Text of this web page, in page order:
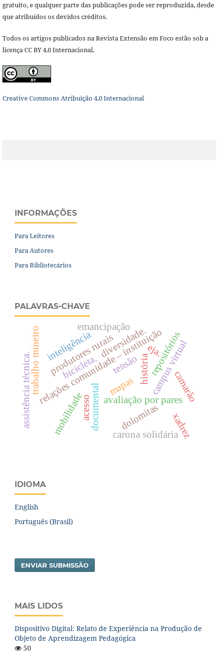
gratuito, e qualquer parte das publicações pode ser reproduzida, desde
que atribuídos os devidos créditos.
Todos os artigos publicados na Revista Extensão em Foco estão sob a
licença CC BY 4.0 Internacional.
Creative Commons Atribuição 4.0 Internacional
INFORMAÇÕES
Para Leitores
Para Autores
Para Bibliotecários
PALAVRAS-CHAVE
avaliação por pares
relações comunidade – instituição
trabalho mineiro
dolomitas
documental
história
diversidade.
produtores rurais
assistência técnica. campus virtual
mapas
carona solidária
mobilidade
bicicleta. repositórios
camarão
xadrez
inteligência
tensão
emancipação
eja.
acesso
IDIOMA
English
Português (Brasil)
ENVIAR SUBMISSÃO
MAIS LIDOS
Dispositivo Digital: Relato de Experiência na Produção de
Objeto de Aprendizagem Pedagógica
50